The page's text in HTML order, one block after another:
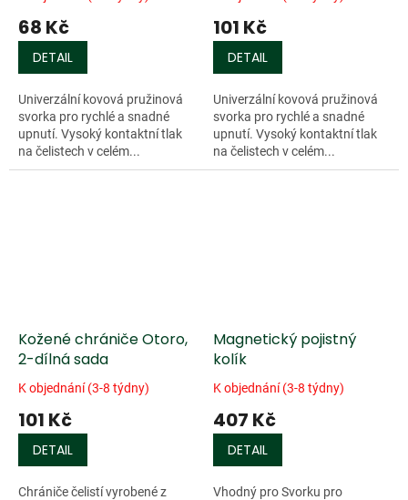
68 Kč
DETAIL
Univerzální kovová pružinová
svorka pro rychlé a snadné
upnutí. Vysoký kontaktní tlak
na čelistech v celém...
101 Kč
DETAIL
Univerzální kovová pružinová
svorka pro rychlé a snadné
upnutí. Vysoký kontaktní tlak
na čelistech v celém...
Kožené chrániče Otoro,
2-dílná sada
K objednání (3-8 týdny)
101 Kč
DETAIL
Chrániče čelistí vyrobené z
Magnetický pojistný
kolík
K objednání (3-8 týdny)
407 Kč
DETAIL
Vhodný pro Svorku pro